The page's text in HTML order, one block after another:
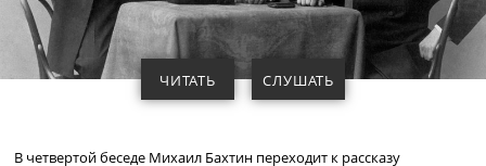
ЧИТАТЬ СЛУШАТЬ
В четвертой беседе Михаил Бахтин переходит к рассказу